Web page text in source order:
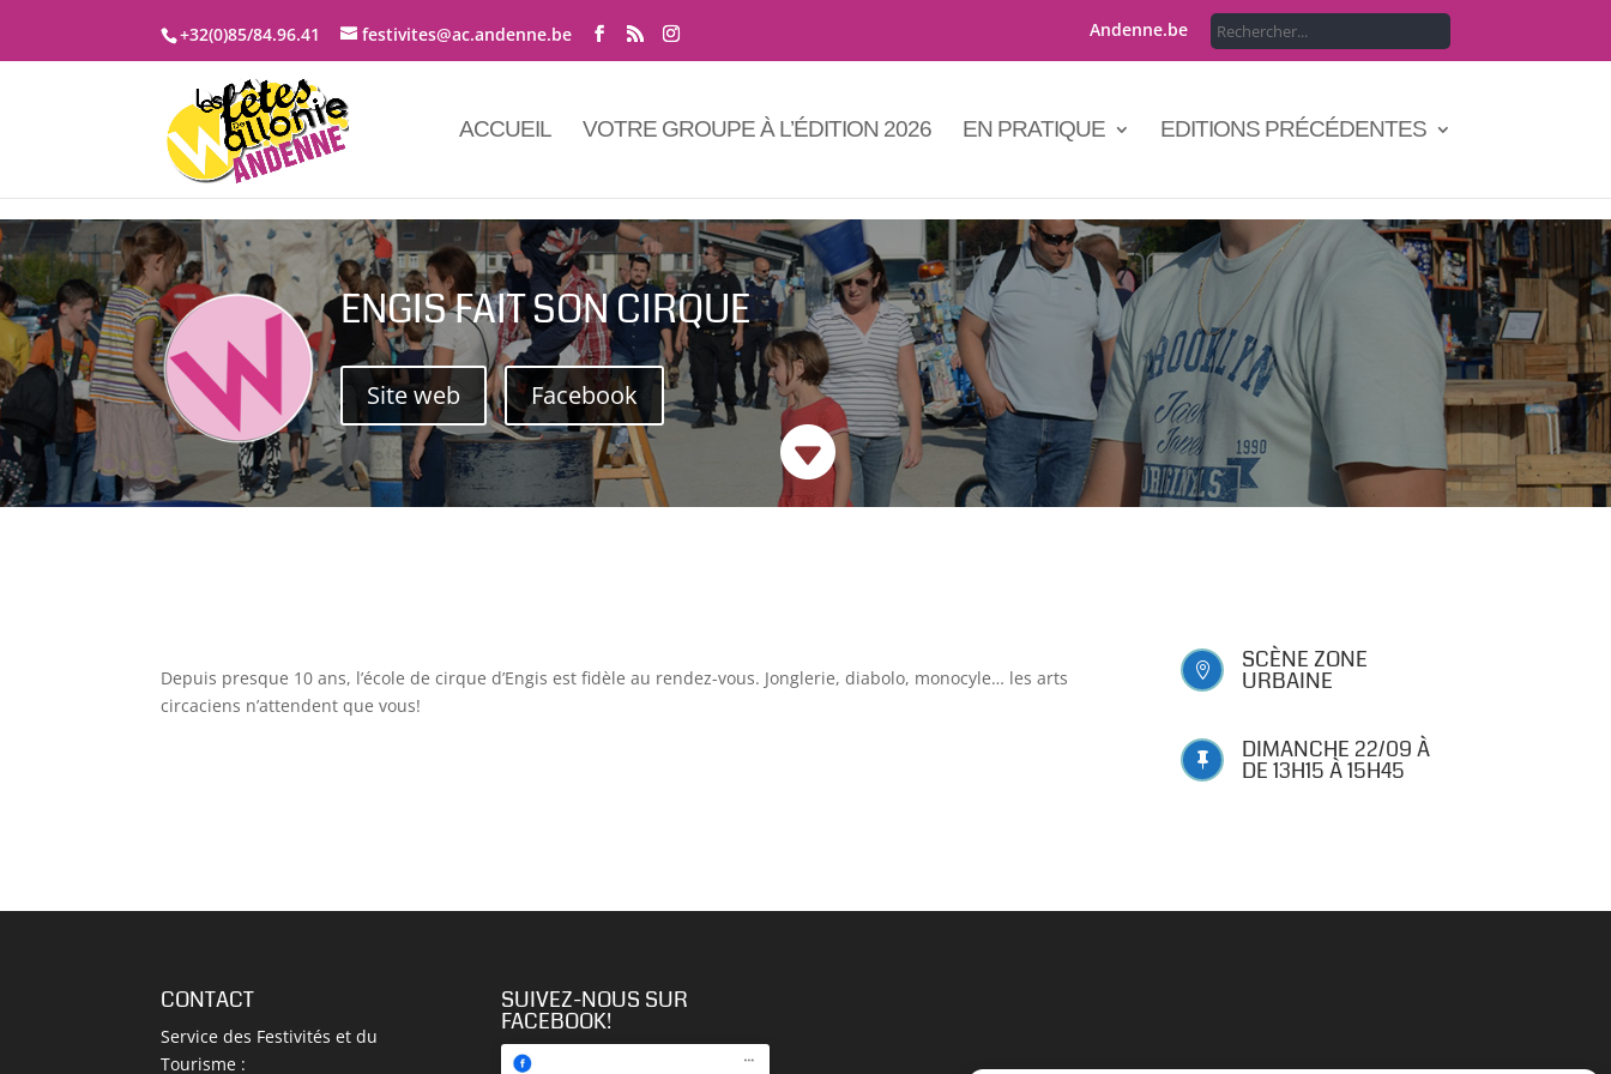
+32(0)85/84.96.41 festivites@ac.andenne.be Andenne.be
ACCUEIL VOTRE GROUPE À L’ÉDITION 2026 EN PRATIQUE EDITIONS PRÉCÉDENTES
ENGIS FAIT SON CIRQUE
Site web Facebook

Depuis presque 10 ans, l’école de cirque d’Engis est fidèle au rendez-vous. Jonglerie, diabolo, monocyle… les arts
circaciens n’attendent que vous!
 SCÈNE ZONE
URBAINE
 DIMANCHE 22/09 À
DE 13H15 À 15H45
CONTACT
Service des Festivités et du
Tourisme :
SUIVEZ-NOUS SUR
FACEBOOK!